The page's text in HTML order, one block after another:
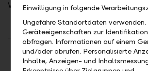
Vermögensverwaltung und
Teilen
Einwilligung in folgende
Ungefähre Standortdaten verwenden.
Geräteeigenschaften zur
abfragen. Informationen auf einem
und/oder abrufen. Personalisierte
Inhalte, Anzeigen- und